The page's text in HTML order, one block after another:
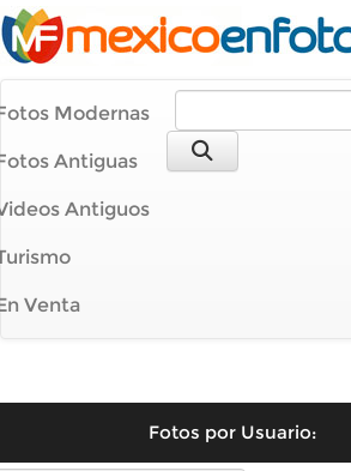
Modernas
Antiguas
Antiguos
Venta
Fotos por Usuario: